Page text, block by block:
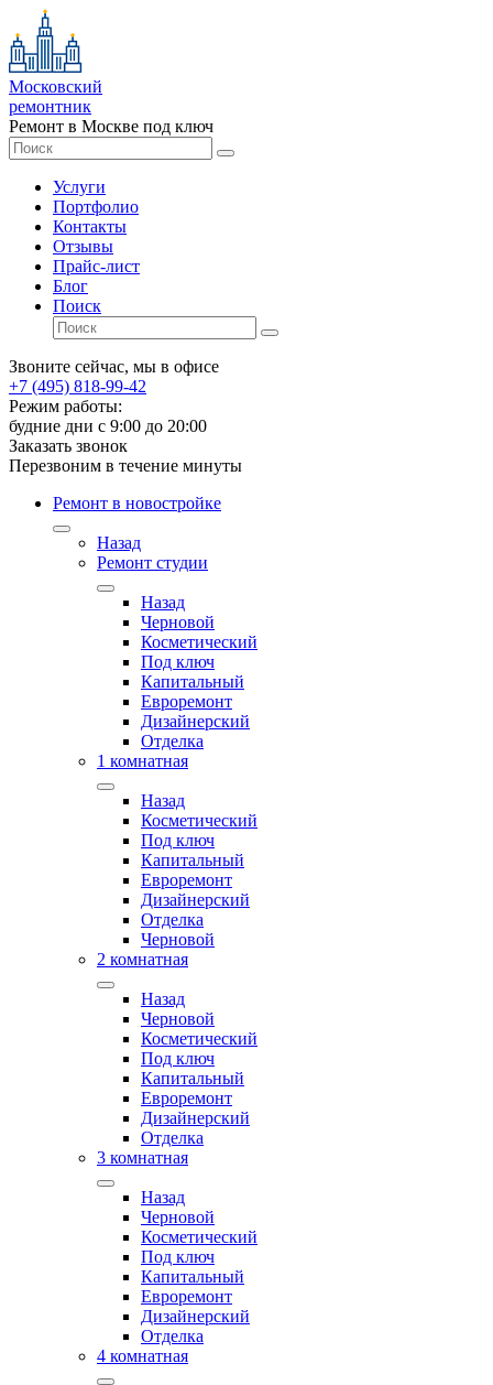
Московский
ремонтник
Ремонт в Москве под ключ
Услуги
Портфолио
Контакты
Отзывы
Прайс-лист
Блог
Поиск
Звоните сейчас, мы в офисе
+7 (495) 818-99-42
Режим работы:
будние дни с 9:00 до 20:00
Заказать звонок
Перезвоним в течение минуты
Ремонт в новостройке
Назад
Ремонт студии
Назад
Черновой
Косметический
Под ключ
Капитальный
Евроремонт
Дизайнерский
Отделка
1 комнатная
Назад
Косметический
Под ключ
Капитальный
Евроремонт
Дизайнерский
Отделка
Черновой
2 комнатная
Назад
Черновой
Косметический
Под ключ
Капитальный
Евроремонт
Дизайнерский
Отделка
3 комнатная
Назад
Черновой
Косметический
Под ключ
Капитальный
Евроремонт
Дизайнерский
Отделка
4 комнатная